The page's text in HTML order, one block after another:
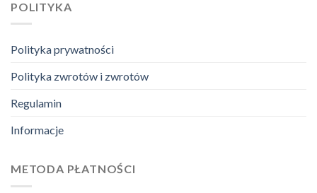
POLITYKA
Polityka prywatności
Polityka zwrotów i zwrotów
Regulamin
Informacje
METODA PŁATNOŚCI